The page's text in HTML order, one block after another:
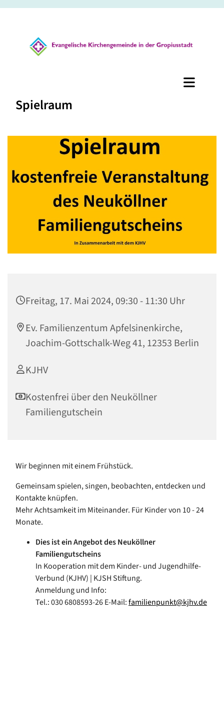
Spielraum
Freitag, 17. Mai 2024, 09:30 - 11:30 Uhr
Ev. Familienzentum Apfelsinenkirche,
Joachim-Gottschalk-Weg 41, 12353 Berlin
KJHV
Kostenfrei über den Neuköllner
Familiengutschein
Wir beginnen mit einem Frühstück.
Gemeinsam spielen, singen, beobachten, entdecken und
Kontakte knüpfen.
Mehr Achtsamkeit im Miteinander. Für Kinder von 10 - 24
Monate.
Dies ist ein Angebot des Neuköllner
Familiengutscheins
In Kooperation mit dem Kinder- und Jugendhilfe-
Verbund (KJHV) | KJSH Stiftung.
Anmeldung und Info:
Tel.: 030 6808593-26 E-Mail:familienpunkt@kjhv.de